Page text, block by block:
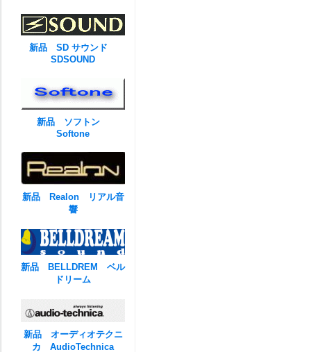
新品 SD サウンド
SDSOUND
新品 ソフトン
Softone
新品 Realon リアル音
響
新品 BELLDREM ベル
ドリーム
新品 オーディオテクニ
カ AudioTechnica